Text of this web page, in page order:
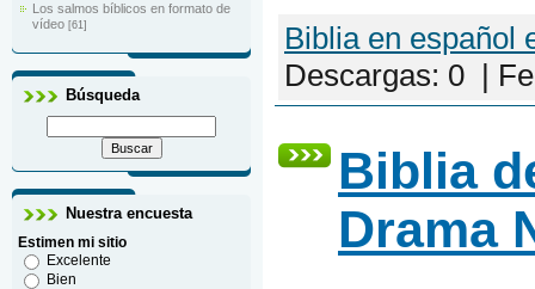
Los salmos bíblicos en formato de
vídeo [61]
Búsqueda
Nuestra encuesta
Estimen mi sitio
Excelente
Bien
Biblia en español
Descargas: 0 |
Biblia
Drama